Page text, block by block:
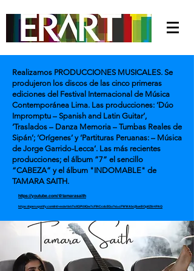
Realizamos PRODUCCIONES MUSICALES. Se
produjeron los discos de las cinco primeras
ediciones del Festival Internacional de Música
Contemporánea Lima. Las producciones: ‘Dúo
Impromptu – Spanish and Latin Guitar’,
‘Traslados – Danza Memoria – Tumbas Reales de
Sipán’; ‘Orígenes’ y ‘Partituras Peruanas: – Música
de Jorge Garrido-Lecca’. Las más recientes
producciones; el álbum ”7” el sencillo
“CABEZA” y el álbum "INDOMABLE" de
TAMARA SAITH.
https://youtube.com/@tamarasaith
https://open.spotify.com/intl-es/artist/7aXQPt0IQw7cFiNCcdcEGu?si=cFWWAbcjSueBOp8Z8r4PAQ